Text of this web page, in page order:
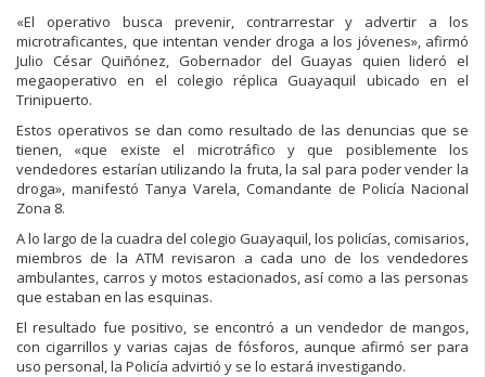
«El operativo busca prevenir, contrarrestar y advertir a los
microtraficantes, que intentan vender droga a los jóvenes», afirmó
Julio César Quiñónez, Gobernador del Guayas quien lideró el
megaoperativo en el colegio réplica Guayaquil ubicado en el
Trinipuerto.
Estos operativos se dan como resultado de las denuncias que se
tienen, «que existe el microtráfico y que posiblemente los
vendedores estarían utilizando la fruta, la sal para poder vender la
droga», manifestó Tanya Varela, Comandante de Policía Nacional
Zona 8.
A lo largo de la cuadra del colegio Guayaquil, los policías, comisarios,
miembros de la ATM revisaron a cada uno de los vendedores
ambulantes, carros y motos estacionados, así como a las personas
que estaban en las esquinas.
El resultado fue positivo, se encontró a un vendedor de mangos,
con cigarrillos y varias cajas de fósforos, aunque afirmó ser para
uso personal, la Policía advirtió y se lo estará investigando.